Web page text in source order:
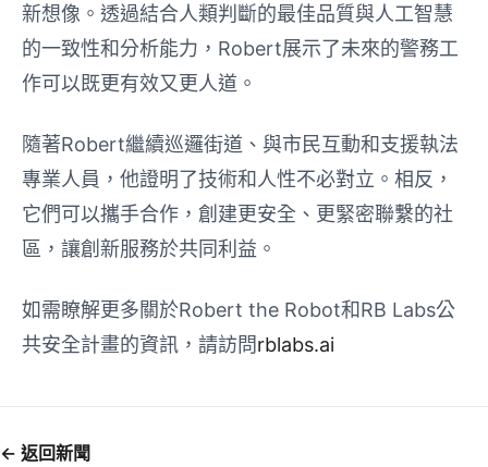
新想像。透過結合人類判斷的最佳品質與人工智慧
的一致性和分析能力，Robert展示了未來的警務工
作可以既更有效又更人道。
隨著Robert繼續巡邏街道、與市民互動和支援執法
專業人員，他證明了技術和人性不必對立。相反，
它們可以攜手合作，創建更安全、更緊密聯繫的社
區，讓創新服務於共同利益。
如需瞭解更多關於Robert the Robot和RB Labs公
共安全計畫的資訊，請訪問rblabs.ai
← 返回新聞